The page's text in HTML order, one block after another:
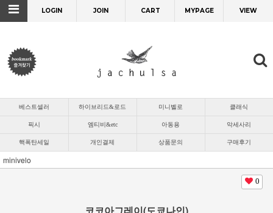
LOGIN JOIN CART MYPAGE VIEW
베스트셀러 하이브리드&로드 미니벨로 클래식
픽시 엠티비&etc 아동용 악세사리
핵폭탄세일 개인결제 상품문의 구매후기
minivelo
0